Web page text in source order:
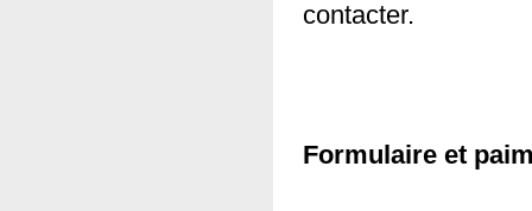
contacter.
Formulaire et